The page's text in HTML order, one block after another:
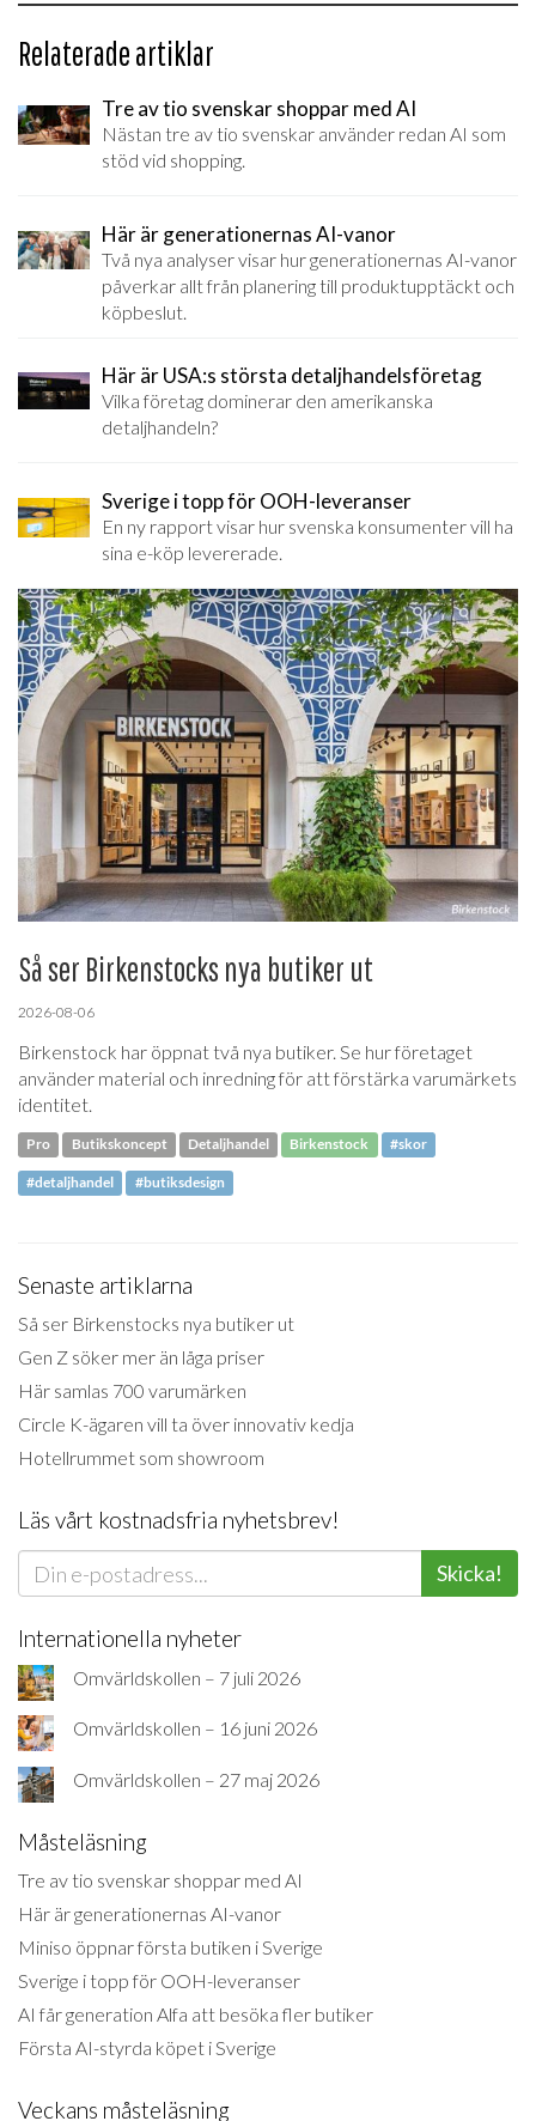
Relaterade artiklar
Tre av tio svenskar shoppar med AI
Nästan tre av tio svenskar använder redan AI som
stöd vid shopping.
Här är generationernas AI-vanor
Två nya analyser visar hur generationernas AI-vanor
påverkar allt från planering till produktupptäckt och
köpbeslut.
Här är USA:s största detaljhandelsföretag
Vilka företag dominerar den amerikanska
detaljhandeln?
Sverige i topp för OOH-leveranser
En ny rapport visar hur svenska konsumenter vill ha
sina e-köp levererade.
Så ser Birkenstocks nya butiker ut
2026-08-06
Birkenstock har öppnat två nya butiker. Se hur företaget
använder material och inredning för att förstärka varumärkets
identitet.
Pro Butikskoncept Detaljhandel Birkenstock #skor
#detaljhandel #butiksdesign
Senaste artiklarna
Så ser Birkenstocks nya butiker ut
Gen Z söker mer än låga priser
Här samlas 700 varumärken
Circle K-ägaren vill ta över innovativ kedja
Hotellrummet som showroom
Läs vårt kostnadsfria nyhetsbrev!
Skicka!
Internationella nyheter
Omvärldskollen – 7 juli 2026
Omvärldskollen – 16 juni 2026
Omvärldskollen – 27 maj 2026
Måsteläsning
Tre av tio svenskar shoppar med AI
Här är generationernas AI-vanor
Miniso öppnar första butiken i Sverige
Sverige i topp för OOH-leveranser
AI får generation Alfa att besöka fler butiker
Första AI-styrda köpet i Sverige
Veckans måsteläsning